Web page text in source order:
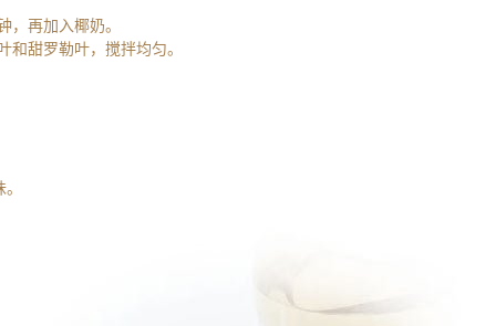
，再加入椰奶。
甜罗勒叶，搅拌均匀。